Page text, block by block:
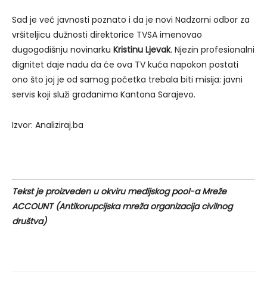
Sad je već javnosti poznato i da je novi Nadzorni odbor za
vršiteljicu dužnosti direktorice TVSA imenovao
dugogodišnju novinarku Kristinu Ljevak. Njezin profesionalni
dignitet daje nadu da će ova TV kuća napokon postati
ono što joj je od samog početka trebala biti misija: javni
servis koji služi građanima Kantona Sarajevo.
Izvor: Analiziraj.ba
Tekst je proizveden u okviru medijskog pool-a Mreže
ACCOUNT (Antikorupcijska mreža organizacija civilnog
društva)